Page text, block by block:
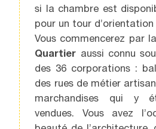
si la chambre est
pour un tour d’orientation
Vous commencerez par
Quartier aussi connu
des 36 corporations :
des rues de métier
marchandises qui y
vendues. Vous avez